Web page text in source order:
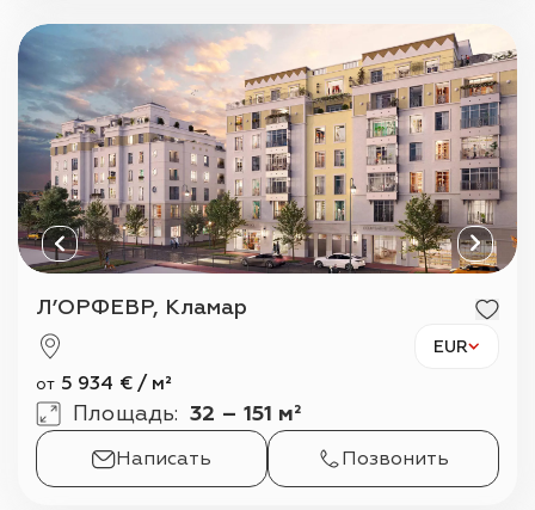
Л’ОРФЕВР, Кламар
EUR
от 5 934 € / м²
Площадь: 32 – 151 м²
Написать Позвонить